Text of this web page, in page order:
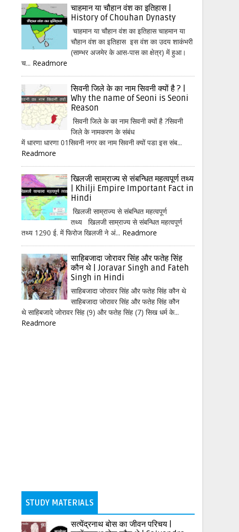
चाहमान या चौहान वंश का इतिहास |
History of Chouhan Dynasty
चाहमान या चौहान वंश का इतिहास चाहमान या
चौहान वंश का इतिहास इस वंश का उदय शाकंभरी
(साम्भर अजमेर के आस-पास का क्षेत्र) में हुआ।
च... Readmore
सिवनी जिले के का नाम सिवनी क्यों है ? |
Why the name of Seoni is Seoni
Reason
सिवनी जिले के का नाम सिवनी क्यों है ?सिवनी
जिले के नामकरण के संबंध
में धारणा धारणा 01सिवनी नगर का नाम सिवनी क्यों पडा इस संब...
Readmore
खिलजी साम्राज्य से संबन्धित महत्वपूर्ण तथ्य
| Khilji Empire Important Fact in
Hindi
खिलजी साम्राज्य से संबन्धित महत्वपूर्ण
तथ्य खिलजी साम्राज्य से संबन्धित महत्वपूर्ण
तथ्य 1290 ई. में फिरोज खिलजी ने अं... Readmore
साहिबजादा जोरावर सिंह और फतेह सिंह
कौन थे | Joravar Singh and Fateh
Singh in Hindi
साहिबजादा जोरावर सिंह और फतेह सिंह कौन थे
साहिबजादा जोरावर सिंह और फतेह सिंह कौन
थे साहिबजादे जोरावर सिंह (9) और फतेह सिंह (7) सिख धर्म के...
Readmore
STUDY MATERIALS
सत्येंद्रनाथ बोस का जीवन परिचय |